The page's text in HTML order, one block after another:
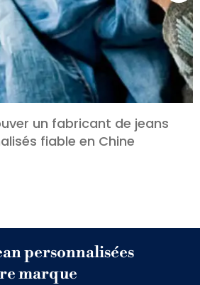
un fabricant de jeans
fiable en Chine
personnalisées
marque